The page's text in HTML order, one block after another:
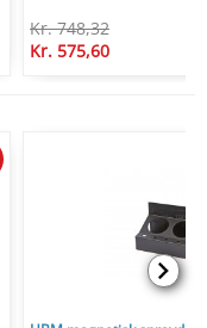
Kr. 748,32
Kr. 575,60